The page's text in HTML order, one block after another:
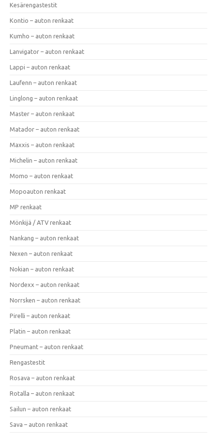
Kesärengastestit
Kontio – auton renkaat
Kumho – auton renkaat
Lanvigator – auton renkaat
Lappi – auton renkaat
Laufenn – auton renkaat
Linglong – auton renkaat
Master – auton renkaat
Matador – auton renkaat
Maxxis – auton renkaat
Michelin – auton renkaat
Momo – auton renkaat
Mopoauton renkaat
MP renkaat
Mönkijä / ATV renkaat
Nankang – auton renkaat
Nexen – auton renkaat
Nokian – auton renkaat
Nordexx – auton renkaat
Norrsken – auton renkaat
Pirelli – auton renkaat
Platin – auton renkaat
Pneumant – auton renkaat
Rengastestit
Rosava – auton renkaat
Rotalla – auton renkaat
Sailun – auton renkaat
Sava – auton renkaat